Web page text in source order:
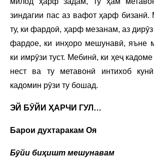
зиндагии пас аз вафот ҳарф бизанӣ.
ту, ки фардоӣ, ҳарф мезанам, аз дирӯз
фардое, ки инҳоро мешунавӣ, яъне
ки имрӯзи туст. Мебинӣ, ки ҳеҷ
нест ва ту метавонӣ интихоб
кадомин рӯзи ту бошад.
ЭЙ БӮЙИ ҲАРЧИ ГУЛ…
Барои духтаракам Оя
Бӯйи биҳишт мешунавам